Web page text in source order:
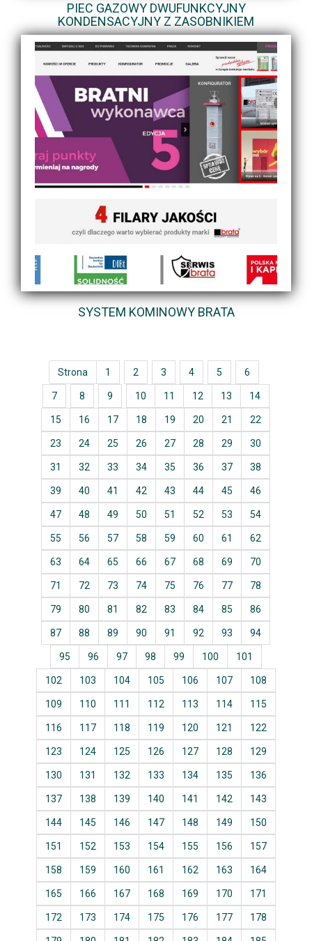
PIEC GAZOWY DWUFUNKCYJNY
KONDENSACYJNY Z ZASOBNIKIEM
SYSTEM KOMINOWY BRATA
Strona 1 2 3 4 5 6
7 8 9 10 11 12 13 14
15 16 17 18 19 20 21 22
23 24 25 26 27 28 29 30
31 32 33 34 35 36 37 38
39 40 41 42 43 44 45 46
47 48 49 50 51 52 53 54
55 56 57 58 59 60 61 62
63 64 65 66 67 68 69 70
71 72 73 74 75 76 77 78
79 80 81 82 83 84 85 86
87 88 89 90 91 92 93 94
95 96 97 98 99 100 101
102 103 104 105 106 107 108
109 110 111 112 113 114 115
116 117 118 119 120 121 122
123 124 125 126 127 128 129
130 131 132 133 134 135 136
137 138 139 140 141 142 143
144 145 146 147 148 149 150
151 152 153 154 155 156 157
158 159 160 161 162 163 164
165 166 167 168 169 170 171
172 173 174 175 176 177 178